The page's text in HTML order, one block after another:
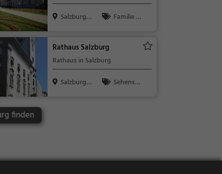
Salzburg,
Familie &
Rathaus Salzburg
Rathaus in Salzburg
Salzburg,
Sehensw
finden